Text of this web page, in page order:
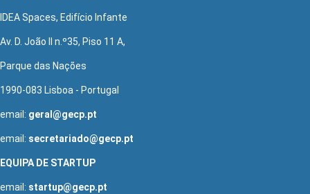
IDEA Spaces, Edifício Infante
Av. D. João II n.º35, Piso 11 A,
Parque das Nações
1990-083 Lisboa - Portugal
email: geral@gecp.pt
email: secretariado@gecp.pt
EQUIPA DE STARTUP
email: startup@gecp.pt